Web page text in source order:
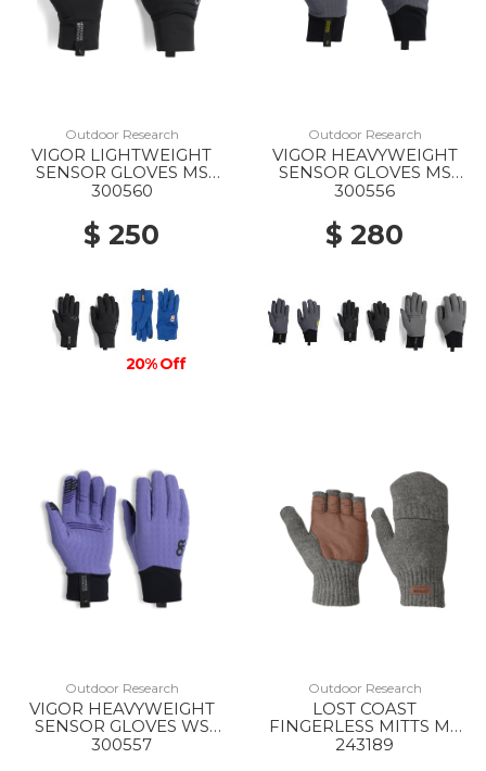
Outdoor Research
VIGOR LIGHTWEIGHT
SENSOR GLOVES MS
0001 BLACK
300560
$ 250
20% Off
Outdoor Research
VIGOR HEAVYWEIGHT
SENSOR GLOVES MS
1288 STORM
300556
$ 280
Outdoor Research
VIGOR HEAVYWEIGHT
SENSOR GLOVES WS
2855 GALACTIC
300557
Outdoor Research
LOST COAST
FINGERLESS MITTS MS
0008 PEWTER
243189